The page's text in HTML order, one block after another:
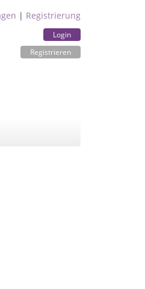
| Registrierung
Login
Registrieren